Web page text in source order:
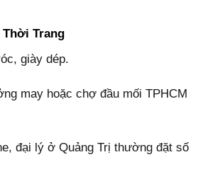
Thời Trang
giày dép.
may hoặc chợ đầu mối TPHCM
đại lý ở Quảng Trị thường đặt số